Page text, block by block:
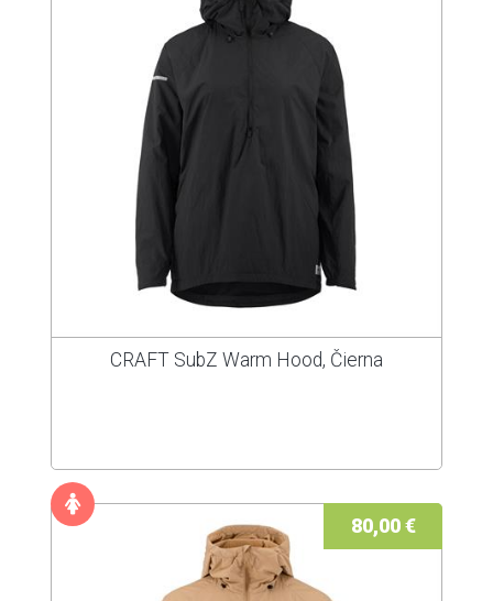
CRAFT SubZ Warm Hood, Čierna
80,00 €